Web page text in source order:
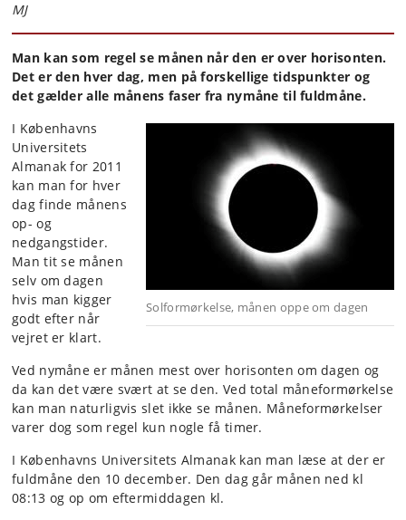
MJ
Man kan som regel se månen når den er over horisonten.
Det er den hver dag, men på forskellige tidspunkter og
det gælder alle månens faser fra nymåne til fuldmåne.
Solformørkelse, månen oppe om dagen
I Københavns
Universitets
Almanak for 2011
kan man for hver
dag finde månens
op- og
nedgangstider.
Man tit se månen
selv om dagen
hvis man kigger
godt efter når
vejret er klart.
Ved nymåne er månen mest over horisonten om dagen og
da kan det være svært at se den. Ved total måneformørkelse
kan man naturligvis slet ikke se månen. Måneformørkelser
varer dog som regel kun nogle få timer.
I Københavns Universitets Almanak kan man læse at der er
fuldmåne den 10 december. Den dag går månen ned kl
08:13 og op om eftermiddagen kl.